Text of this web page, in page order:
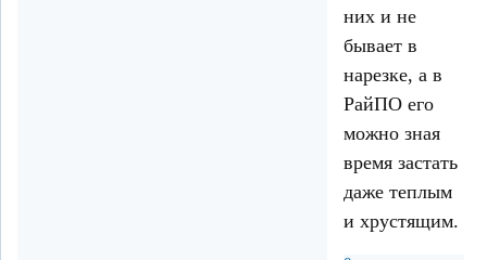
них и не
бывает в
нарезке, а в
РайПО его
можно зная
время застать
даже теплым
и хрустящим.